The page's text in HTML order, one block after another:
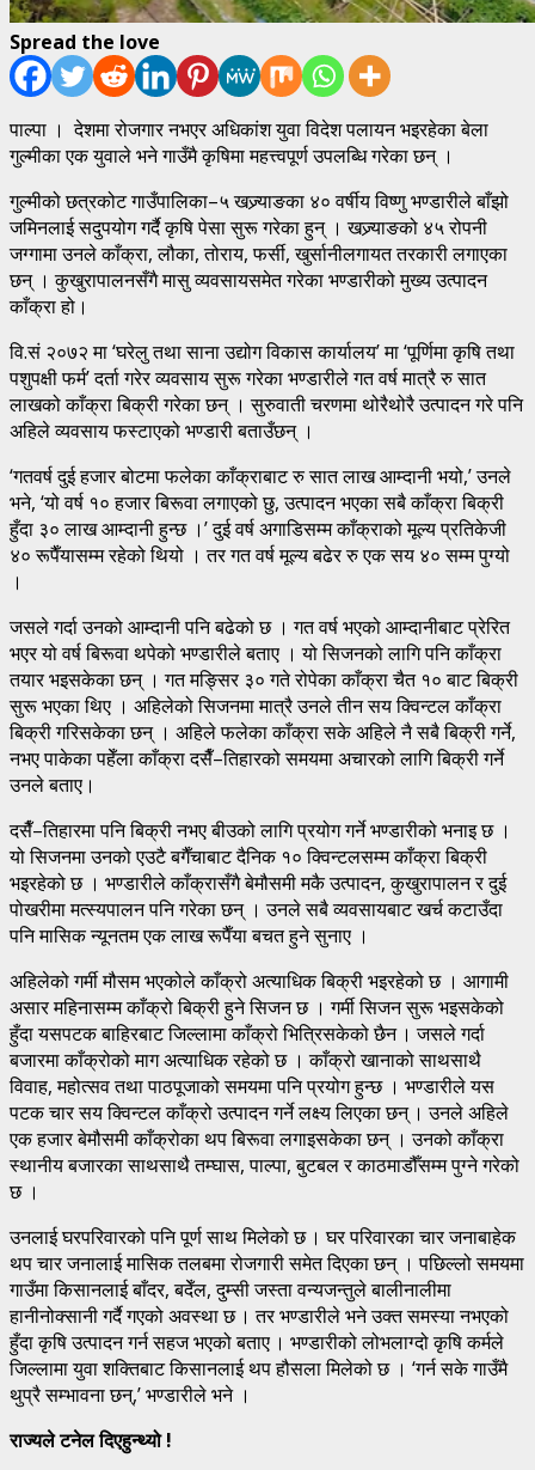
Spread the love
पाल्पा । देशमा रोजगार नभएर अधिकांश युवा विदेश पलायन भइरहेका बेला
गुल्मीका एक युवाले भने गाउँमै कृषिमा महत्त्वपूर्ण उपलब्धि गरेका छन् ।
गुल्मीको छत्रकोट गाउँपालिका–५ खज्र्याङका ४० वर्षीय विष्णु भण्डारीले बाँझो
जमिनलाई सदुपयोग गर्दै कृषि पेसा सुरू गरेका हुन् । खज्र्याङको ४५ रोपनी
जग्गामा उनले काँक्रा, लौका, तोराय, फर्सी, खुर्सानीलगायत तरकारी लगाएका
छन् । कुखुरापालनसँगै मासु व्यवसायसमेत गरेका भण्डारीको मुख्य उत्पादन
काँक्रा हो।
वि.सं २०७२ मा ‘घरेलु तथा साना उद्योग विकास कार्यालय’ मा ‘पूर्णिमा कृषि तथा
पशुपक्षी फर्म’ दर्ता गरेर व्यवसाय सुरू गरेका भण्डारीले गत वर्ष मात्रै रु सात
लाखको काँक्रा बिक्री गरेका छन् । सुरुवाती चरणमा थोरैथोरै उत्पादन गरे पनि
अहिले व्यवसाय फस्टाएको भण्डारी बताउँछन् ।
‘गतवर्ष दुई हजार बोटमा फलेका काँक्राबाट रु सात लाख आम्दानी भयो,’ उनले
भने, ‘यो वर्ष १० हजार बिरूवा लगाएको छु, उत्पादन भएका सबै काँक्रा बिक्री
हुँदा ३० लाख आम्दानी हुन्छ ।’ दुई वर्ष अगाडिसम्म काँक्राको मूल्य प्रतिकेजी
४० रूपैँयासम्म रहेको थियो । तर गत वर्ष मूल्य बढेर रु एक सय ४० सम्म पुग्यो
।
जसले गर्दा उनको आम्दानी पनि बढेको छ । गत वर्ष भएको आम्दानीबाट प्रेरित
भएर यो वर्ष बिरूवा थपेको भण्डारीले बताए । यो सिजनको लागि पनि काँक्रा
तयार भइसकेका छन् । गत मङ्सिर ३० गते रोपेका काँक्रा चैत १० बाट बिक्री
सुरू भएका थिए । अहिलेको सिजनमा मात्रै उनले तीन सय क्विन्टल काँक्रा
बिक्री गरिसकेका छन् । अहिले फलेका काँक्रा सके अहिले नै सबै बिक्री गर्ने,
नभए पाकेका पहेँला काँक्रा दसैँ–तिहारको समयमा अचारको लागि बिक्री गर्ने
उनले बताए।
दसैँ–तिहारमा पनि बिक्री नभए बीउको लागि प्रयोग गर्ने भण्डारीको भनाइ छ ।
यो सिजनमा उनको एउटै बगैँचाबाट दैनिक १० क्विन्टलसम्म काँक्रा बिक्री
भइरहेको छ । भण्डारीले काँक्रासँगै बेमौसमी मकै उत्पादन, कुखुरापालन र दुई
पोखरीमा मत्स्यपालन पनि गरेका छन् । उनले सबै व्यवसायबाट खर्च कटाउँदा
पनि मासिक न्यूनतम एक लाख रूपैँया बचत हुने सुनाए ।
अहिलेको गर्मी मौसम भएकोले काँक्रो अत्याधिक बिक्री भइरहेको छ । आगामी
असार महिनासम्म काँक्रो बिक्री हुने सिजन छ । गर्मी सिजन सुरू भइसकेको
हुँदा यसपटक बाहिरबाट जिल्लामा काँक्रो भित्रिसकेको छैन । जसले गर्दा
बजारमा काँक्रोको माग अत्याधिक रहेको छ । काँक्रो खानाको साथसाथै
विवाह, महोत्सव तथा पाठपूजाको समयमा पनि प्रयोग हुन्छ । भण्डारीले यस
पटक चार सय क्विन्टल काँक्रो उत्पादन गर्ने लक्ष्य लिएका छन् । उनले अहिले
एक हजार बेमौसमी काँक्रोका थप बिरूवा लगाइसकेका छन् । उनको काँक्रा
स्थानीय बजारका साथसाथै तम्घास, पाल्पा, बुटबल र काठमाडौँसम्म पुग्ने गरेको
छ ।
उनलाई घरपरिवारको पनि पूर्ण साथ मिलेको छ । घर परिवारका चार जनाबाहेक
थप चार जनालाई मासिक तलबमा रोजगारी समेत दिएका छन् । पछिल्लो समयमा
गाउँमा किसानलाई बाँदर, बदेँल, दुम्सी जस्ता वन्यजन्तुले बालीनालीमा
हानीनोक्सानी गर्दै गएको अवस्था छ । तर भण्डारीले भने उक्त समस्या नभएको
हुँदा कृषि उत्पादन गर्न सहज भएको बताए । भण्डारीको लोभलाग्दो कृषि कर्मले
जिल्लामा युवा शक्तिबाट किसानलाई थप हौसला मिलेको छ । ‘गर्न सके गाउँमै
थुप्रै सम्भावना छन्,’ भण्डारीले भने ।
राज्यले टनेल दिएहुन्थ्यो !